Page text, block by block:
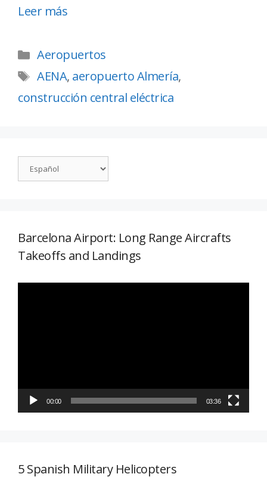
Leer más
Aeropuertos
AENA, aeropuerto Almería,
construcción central eléctrica
Barcelona Airport: Long Range Aircrafts
Takeoffs and Landings
00:00 03:36
5 Spanish Military Helicopters